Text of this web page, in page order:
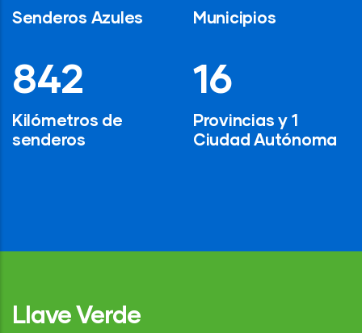
Senderos Azules
1,200
Kilómetros de
senderos
Municipios
24
Provincias y 1
Ciudad Autónoma
Llave Verde